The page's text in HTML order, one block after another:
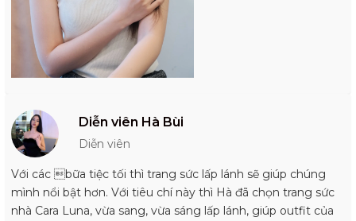
Diễn viên Hà Bùi
Diễn viên
Với các bữa tiệc tối thì trang sức lấp lánh sẽ giúp chúng
mình nổi bật hơn. Với tiêu chí này thì Hà đã chọn trang sức
nhà Cara Luna, vừa sang, vừa sáng lấp lánh, giúp outfit của